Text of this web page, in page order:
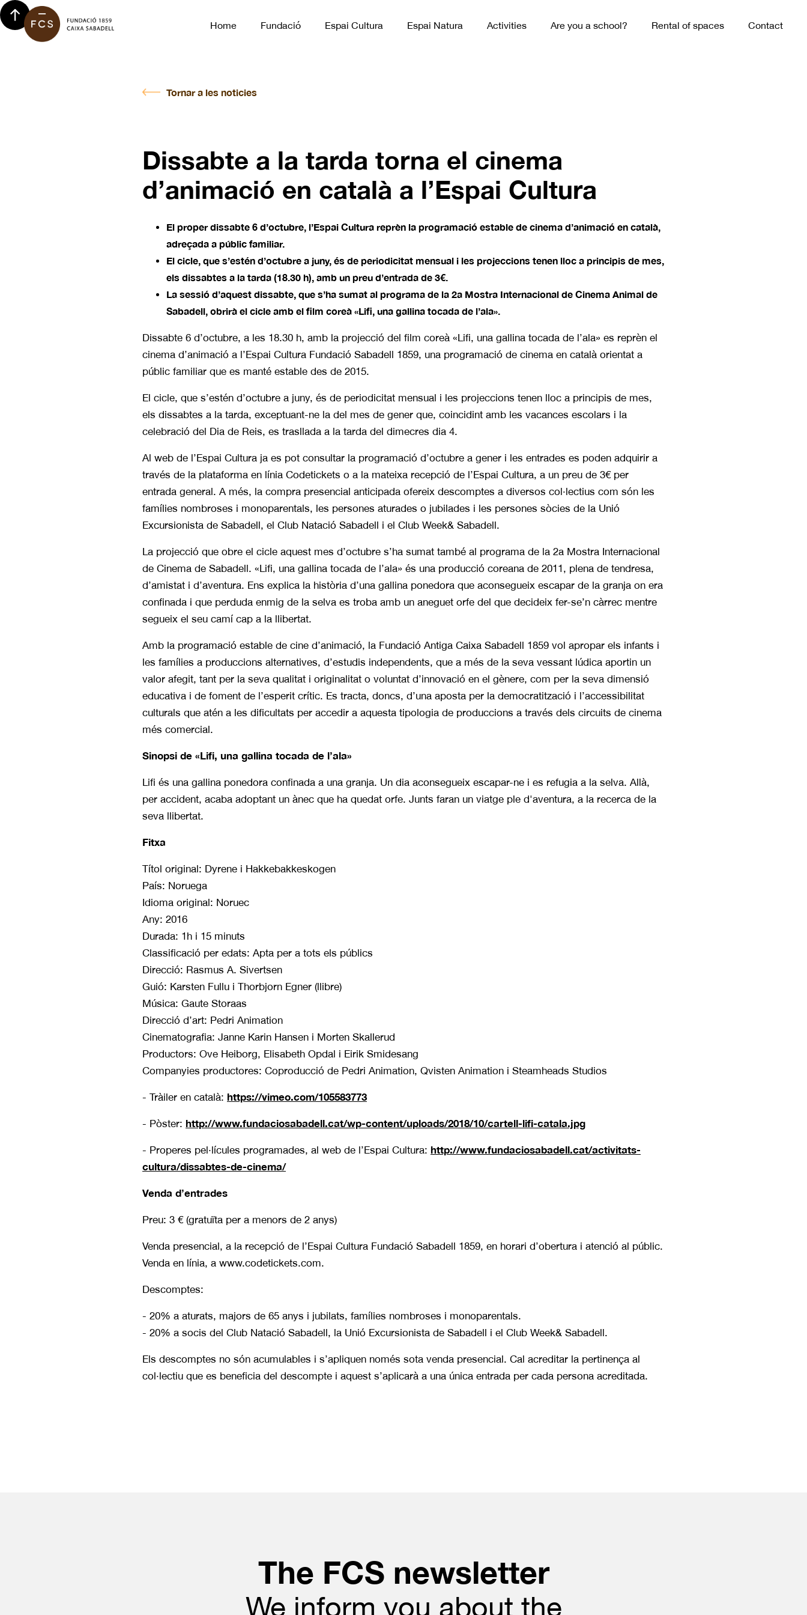
Home Fundació Espai Cultura Espai Natura Activities Are you a school? Rental of spaces Contact
Tornar a les noticies
Dissabte a la tarda torna el cinema
d’animació en català a l’Espai Cultura
El proper dissabte 6 d’octubre, l’Espai Cultura reprèn la programació estable de cinema d’animació en català,
adreçada a públic familiar.
El cicle, que s’estén d’octubre a juny, és de periodicitat mensual i les projeccions tenen lloc a principis de mes,
els dissabtes a la tarda (18.30 h), amb un preu d’entrada de 3€.
La sessió d’aquest dissabte, que s’ha sumat al programa de la 2a Mostra Internacional de Cinema Animal de
Sabadell, obrirà el cicle amb el film coreà «Lifi, una gallina tocada de l’ala».
Dissabte 6 d’octubre, a les 18.30 h, amb la projecció del film coreà «Lifi, una gallina tocada de l’ala» es reprèn el
cinema d’animació a l’Espai Cultura Fundació Sabadell 1859, una programació de cinema en català orientat a
públic familiar que es manté estable des de 2015.
El cicle, que s’estén d’octubre a juny, és de periodicitat mensual i les projeccions tenen lloc a principis de mes,
els dissabtes a la tarda, exceptuant-ne la del mes de gener que, coincidint amb les vacances escolars i la
celebració del Dia de Reis, es trasllada a la tarda del dimecres dia 4.
Al web de l’Espai Cultura ja es pot consultar la programació d’octubre a gener i les entrades es poden adquirir a
través de la plataforma en línia Codetickets o a la mateixa recepció de l’Espai Cultura, a un preu de 3€ per
entrada general. A més, la compra presencial anticipada ofereix descomptes a diversos col·lectius com són les
famílies nombroses i monoparentals, les persones aturades o jubilades i les persones sòcies de la Unió
Excursionista de Sabadell, el Club Natació Sabadell i el Club Week& Sabadell.
La projecció que obre el cicle aquest mes d’octubre s’ha sumat també al programa de la 2a Mostra Internacional
de Cinema de Sabadell. «Lifi, una gallina tocada de l’ala» és una producció coreana de 2011, plena de tendresa,
d’amistat i d’aventura. Ens explica la història d’una gallina ponedora que aconsegueix escapar de la granja on era
confinada i que perduda enmig de la selva es troba amb un aneguet orfe del que decideix fer-se’n càrrec mentre
segueix el seu camí cap a la llibertat.
Amb la programació estable de cine d’animació, la Fundació Antiga Caixa Sabadell 1859 vol apropar els infants i
les famílies a produccions alternatives, d’estudis independents, que a més de la seva vessant lúdica aportin un
valor afegit, tant per la seva qualitat i originalitat o voluntat d’innovació en el gènere, com per la seva dimensió
educativa i de foment de l’esperit crític. Es tracta, doncs, d’una aposta per la democratització i l’accessibilitat
culturals que atén a les dificultats per accedir a aquesta tipologia de produccions a través dels circuits de cinema
més comercial.
Sinopsi de «Lifi, una gallina tocada de l’ala»
Lifi és una gallina ponedora confinada a una granja. Un dia aconsegueix escapar-ne i es refugia a la selva. Allà,
per accident, acaba adoptant un ànec que ha quedat orfe. Junts faran un viatge ple d'aventura, a la recerca de la
seva llibertat.
Fitxa
Títol original: Dyrene i Hakkebakkeskogen
País: Noruega
Idioma original: Noruec
Any: 2016
Durada: 1h i 15 minuts
Classificació per edats: Apta per a tots els públics
Direcció: Rasmus A. Sivertsen
Guió: Karsten Fullu i Thorbjorn Egner (llibre)
Música: Gaute Storaas
Direcció d’art: Pedri Animation
Cinematografia: Janne Karin Hansen i Morten Skallerud
Productors: Ove Heiborg, Elisabeth Opdal i Eirik Smidesang
Companyies productores: Coproducció de Pedri Animation, Qvisten Animation i Steamheads Studios
- Tràiler en català: https://vimeo.com/105583773
- Pòster: http://www.fundaciosabadell.cat/wp-content/uploads/2018/10/cartell-lifi-catala.jpg
- Properes pel·lícules programades, al web de l’Espai Cultura: http://www.fundaciosabadell.cat/activitats-
cultura/dissabtes-de-cinema/
Venda d’entrades
Preu: 3 € (gratuïta per a menors de 2 anys)
Venda presencial, a la recepció de l’Espai Cultura Fundació Sabadell 1859, en horari d’obertura i atenció al públic.
Venda en línia, a www.codetickets.com.
Descomptes:
- 20% a aturats, majors de 65 anys i jubilats, famílies nombroses i monoparentals.
- 20% a socis del Club Natació Sabadell, la Unió Excursionista de Sabadell i el Club Week& Sabadell.
Els descomptes no són acumulables i s’apliquen només sota venda presencial. Cal acreditar la pertinença al
col·lectiu que es beneficia del descompte i aquest s’aplicarà a una única entrada per cada persona acreditada.
The FCS newsletter
We inform you about the